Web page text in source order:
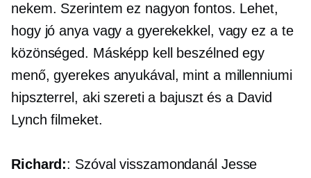
nekem. Szerintem ez nagyon fontos. Lehet,
hogy jó anya vagy a gyerekekkel, vagy ez a te
közönséged. Másképp kell beszélned egy
menő, gyerekes anyukával, mint a millenniumi
hipszterrel, aki szereti a bajuszt és a David
Lynch filmeket.
Richard:: Szóval visszamondanál Jesse